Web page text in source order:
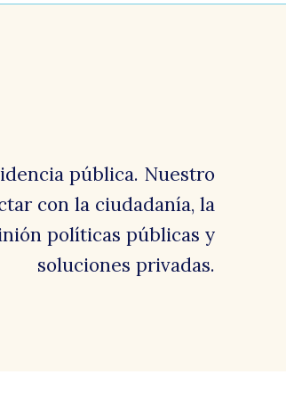
pública. Nuestro
con la ciudadanía, la
políticas públicas y
soluciones privadas.